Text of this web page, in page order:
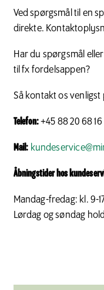
Ved spørgsmål til en
direkte.
Har du spørgsmål
til fx fordelsappen?
Så kontakt os venligst
Telefon:+45 88 20 68 16
Mail:
Åbningstider hos
Mandag-fredag: kl. 9-
Lørdag og søndag